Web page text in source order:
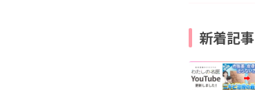
新着記事